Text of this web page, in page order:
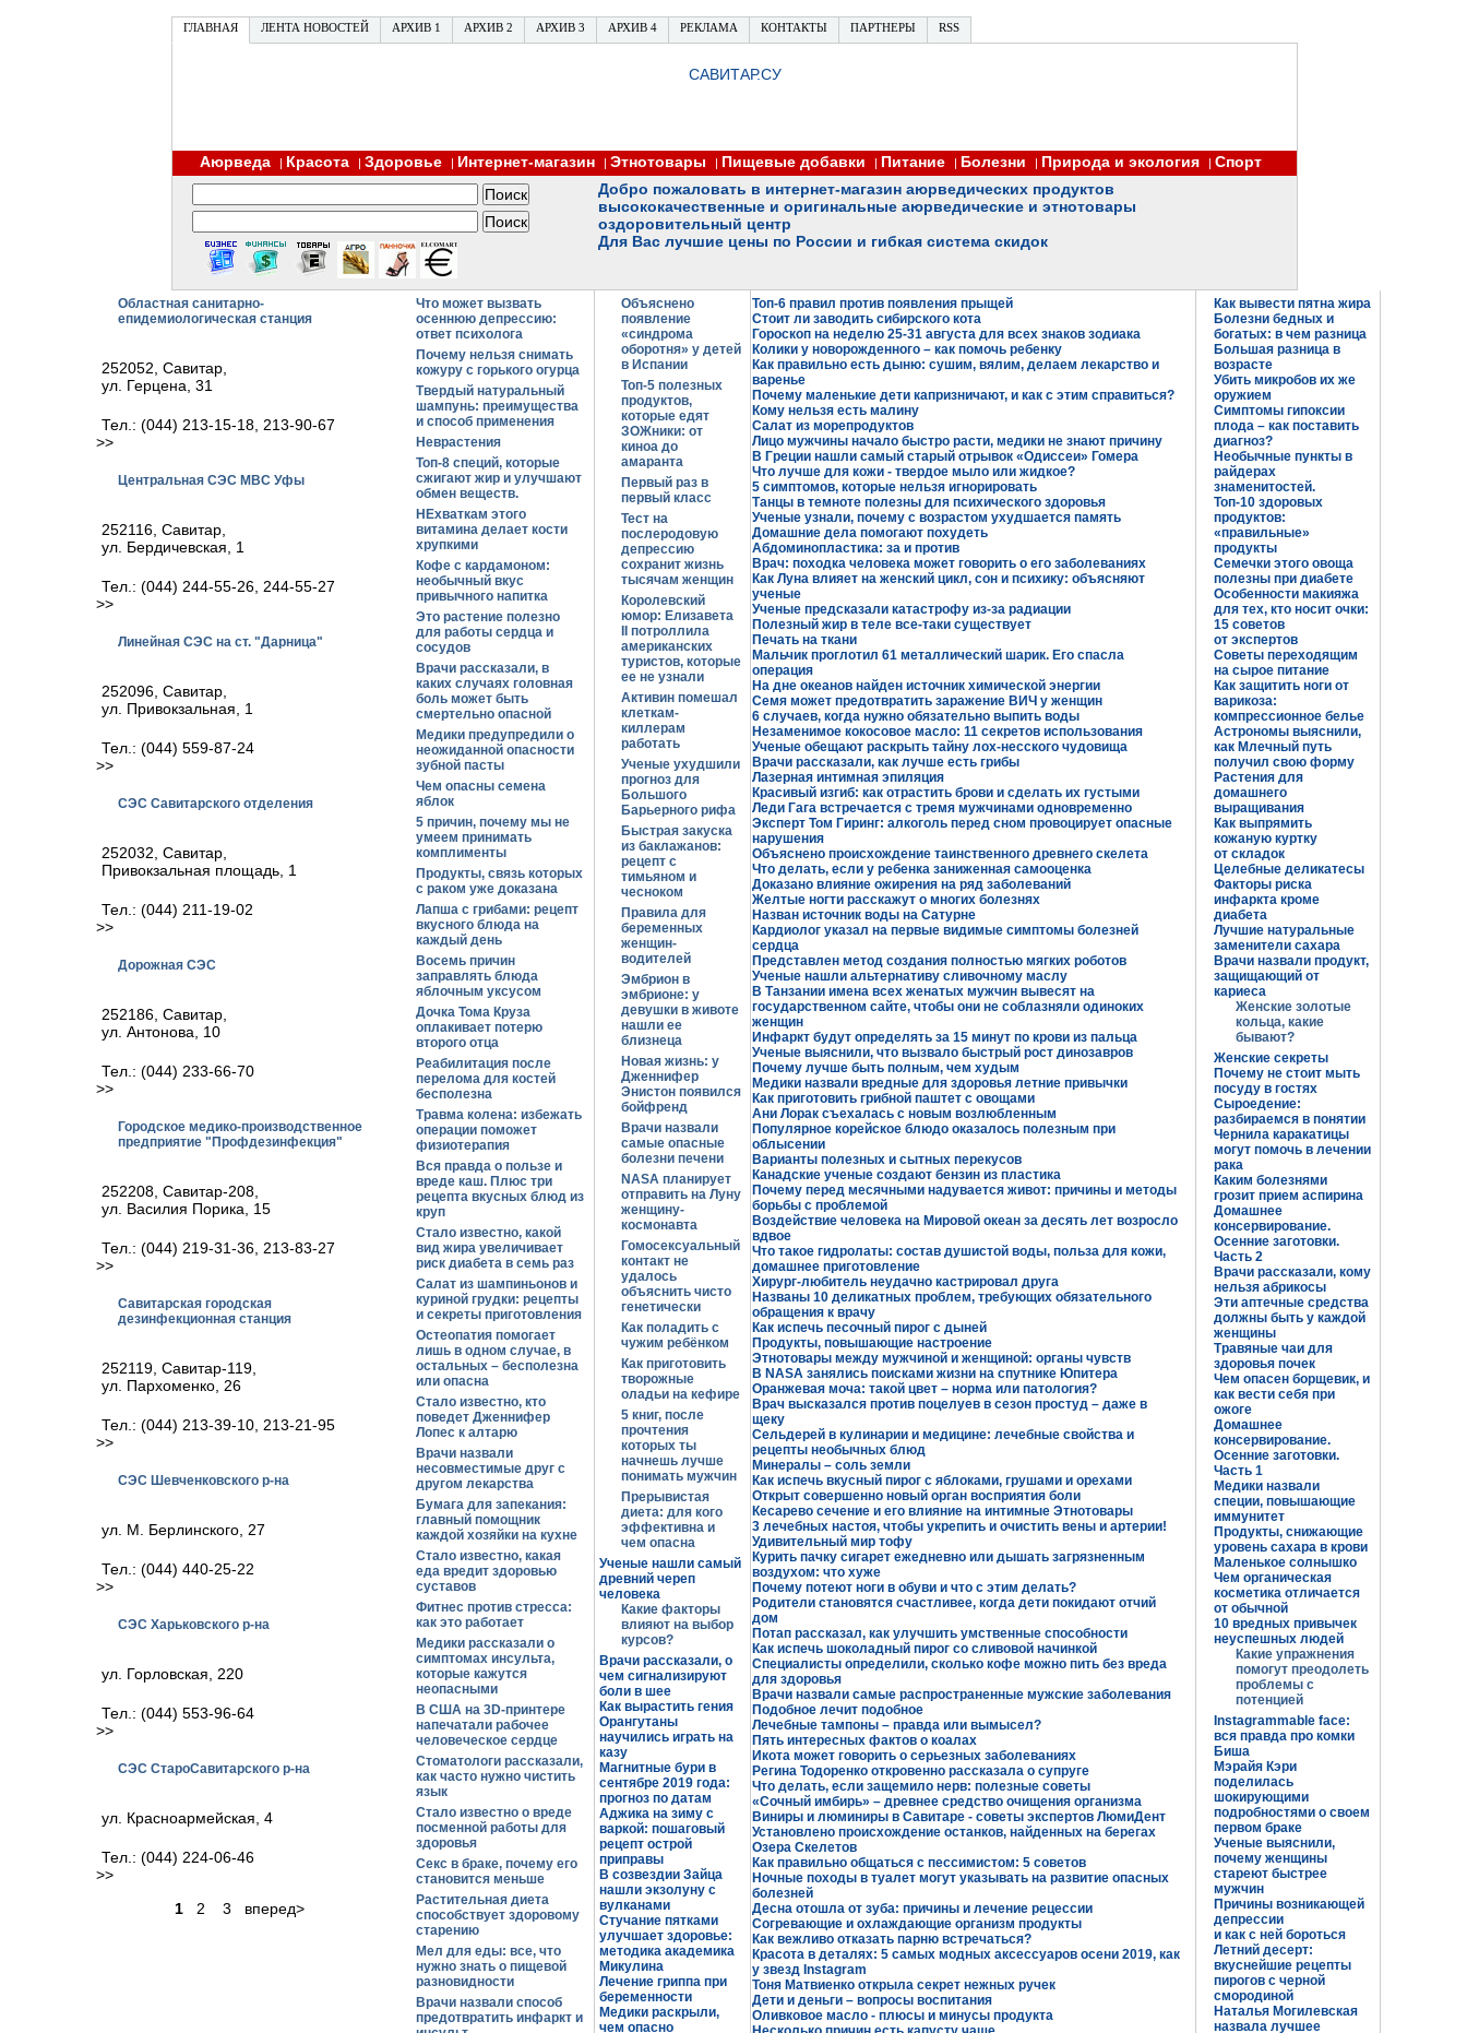
ГЛАВНАЯ ЛЕНТА НОВОСТЕЙ АРХИВ 1 АРХИВ 2 АРХИВ 3 АРХИВ 4 РЕКЛАМА КОНТАКТЫ ПАРТНЕРЫ RSS
САВИТАР.СУ
Аюрведа | Красота | Здоровье | Интернет-магазин | Этнотовары | Пищевые добавки | Питание | Болезни | Природа и экология | Спорт
Добро пожаловать в интернет-магазин аюрведических продуктов
высококачественные и оригинальные аюрведические и этнотовары
оздоровительный центр
Для Вас лучшие цены по России и гибкая система скидок
Областная санитарно-
епидемиологическая станция
252052, Савитар,
ул. Герцена, 31
Тел.: (044) 213-15-18, 213-90-67
>>
Центральная СЭС МВС Уфы
252116, Савитар,
ул. Бердичевская, 1
Тел.: (044) 244-55-26, 244-55-27
>>
Линейная СЭС на ст. "Дарница"
252096, Савитар,
ул. Привокзальная, 1
Тел.: (044) 559-87-24
>>
СЭС Савитарского отделения
252032, Савитар,
Привокзальная площадь, 1
Тел.: (044) 211-19-02
>>
Дорожная СЭС
252186, Савитар,
ул. Антонова, 10
Тел.: (044) 233-66-70
>>
Городское медико-производственное
предприятие "Профдезинфекция"
252208, Савитар-208,
ул. Василия Порика, 15
Тел.: (044) 219-31-36, 213-83-27
>>
Савитарская городская
дезинфекционная станция
252119, Савитар-119,
ул. Пархоменко, 26
Тел.: (044) 213-39-10, 213-21-95
>>
СЭС Шевченковского р-на
ул. М. Берлинского, 27
Тел.: (044) 440-25-22
>>
СЭС Харьковского р-на
ул. Горловская, 220
Тел.: (044) 553-96-64
>>
СЭС СтароСавитарского р-на
ул. Красноармейская, 4
Тел.: (044) 224-06-46
>>
12 3 вперед>
Что может вызвать
осеннюю депрессию:
ответ психолога
Почему нельзя снимать
кожуру с горького огурца
Твердый натуральный
шампунь: преимущества
и способ применения
Неврастения
Топ-8 специй, которые
сжигают жир и улучшают
обмен веществ.
НЕхваткам этого
витамина делает кости
хрупкими
Кофе с кардамоном:
необычный вкус
привычного напитка
Это растение полезно
для работы сердца и
сосудов
Врачи рассказали, в
каких случаях головная
боль может быть
смертельно опасной
Медики предупредили о
неожиданной опасности
зубной пасты
Чем опасны семена
яблок
5 причин, почему мы не
умеем принимать
комплименты
Продукты, связь которых
с раком уже доказана
Лапша с грибами: рецепт
вкусного блюда на
каждый день
Восемь причин
заправлять блюда
яблочным уксусом
Дочка Тома Круза
оплакивает потерю
второго отца
Реабилитация после
перелома для костей
бесполезна
Травма колена: избежать
операции поможет
физиотерапия
Вся правда о пользе и
вреде каш. Плюс три
рецепта вкусных блюд из
круп
Стало известно, какой
вид жира увеличивает
риск диабета в семь раз
Салат из шампиньонов и
куриной грудки: рецепты
и секреты приготовления
Остеопатия помогает
лишь в одном случае, в
остальных – бесполезна
или опасна
Стало известно, кто
поведет Дженнифер
Лопес к алтарю
Врачи назвали
несовместимые друг с
другом лекарства
Бумага для запекания:
главный помощник
каждой хозяйки на кухне
Стало известно, какая
еда вредит здоровью
суставов
Фитнес против стресса:
как это работает
Медики рассказали о
симптомах инсульта,
которые кажутся
неопасными
В США на 3D-принтере
напечатали рабочее
человеческое сердце
Стоматологи рассказали,
как часто нужно чистить
язык
Стало известно о вреде
посменной работы для
здоровья
Секс в браке, почему его
становится меньше
Растительная диета
способствует здоровому
старению
Мел для еды: все, что
нужно знать о пищевой
разновидности
Врачи назвали способ
предотвратить инфаркт и
Объяснено
появление
«синдрома
оборотня» у детей
в Испании
Топ-5 полезных
продуктов,
которые едят
ЗОЖники: от
киноа до
амаранта
Первый раз в
первый класс
Тест на
послеродовую
депрессию
сохранит жизнь
тысячам женщин
Королевский
юмор: Елизавета
II потроллила
американских
туристов, которые
ее не узнали
Активин помешал
клеткам-
киллерам
работать
Ученые ухудшили
прогноз для
Большого
Барьерного рифа
Быстрая закуска
из баклажанов:
рецепт с
тимьяном и
чесноком
Правила для
беременных
женщин-
водителей
Эмбрион в
эмбрионе: у
девушки в животе
нашли ее
близнеца
Новая жизнь: у
Дженнифер
Энистон появился
бойфренд
Врачи назвали
самые опасные
болезни печени
NASA планирует
отправить на Луну
женщину-
космонавта
Гомосексуальный
контакт не
удалось
объяснить чисто
генетически
Как поладить с
чужим ребёнком
Как приготовить
творожные
оладьи на кефире
5 книг, после
прочтения
которых ты
начнешь лучше
понимать мужчин
Прерывистая
диета: для кого
эффективна и
чем опасна
Ученые нашли самый
древний череп
человека
Какие факторы
влияют на выбор
курсов?
Врачи рассказали, о
чем сигнализируют
боли в шее
Как вырастить гения
Орангутаны
научились играть на
казу
Магнитные бури в
сентябре 2019 года:
прогноз по датам
Аджика на зиму с
варкой: пошаговый
рецепт острой
приправы
В созвездии Зайца
нашли экзолуну с
вулканами
Стучание пятками
улучшает здоровье:
методика академика
Микулина
Лечение гриппа при
беременности
Медики раскрыли,
чем опасно
Топ-6 правил против появления прыщей
Стоит ли заводить сибирского кота
Гороскоп на неделю 25-31 августа для всех знаков зодиака
Колики у новорожденного – как помочь ребенку
Как правильно есть дыню: сушим, вялим, делаем лекарство и
варенье
Почему маленькие дети капризничают, и как с этим справиться?
Кому нельзя есть малину
Салат из морепродуктов
Лицо мужчины начало быстро расти, медики не знают причину
В Греции нашли самый старый отрывок «Одиссеи» Гомера
Что лучше для кожи - твердое мыло или жидкое?
5 симптомов, которые нельзя игнорировать
Танцы в темноте полезны для психического здоровья
Ученые узнали, почему с возрастом ухудшается память
Домашние дела помогают похудеть
Абдоминопластика: за и против
Врач: походка человека может говорить о его заболеваниях
Как Луна влияет на женский цикл, сон и психику: объясняют
ученые
Ученые предсказали катастрофу из-за радиации
Полезный жир в теле все-таки существует
Печать на ткани
Мальчик проглотил 61 металлический шарик. Его спасла
операция
На дне океанов найден источник химической энергии
Семя может предотвратить заражение ВИЧ у женщин
6 случаев, когда нужно обязательно выпить воды
Незаменимое кокосовое масло: 11 секретов использования
Ученые обещают раскрыть тайну лох-несского чудовища
Врачи рассказали, как лучше есть грибы
Лазерная интимная эпиляция
Красивый изгиб: как отрастить брови и сделать их густыми
Леди Гага встречается с тремя мужчинами одновременно
Эксперт Том Гиринг: алкоголь перед сном провоцирует опасные
нарушения
Объяснено происхождение таинственного древнего скелета
Что делать, если у ребенка заниженная самооценка
Доказано влияние ожирения на ряд заболеваний
Желтые ногти расскажут о многих болезнях
Назван источник воды на Сатурне
Кардиолог указал на первые видимые симптомы болезней
сердца
Представлен метод создания полностью мягких роботов
Ученые нашли альтернативу сливочному маслу
В Танзании имена всех женатых мужчин вывесят на
государственном сайте, чтобы они не соблазняли одиноких
женщин
Инфаркт будут определять за 15 минут по крови из пальца
Ученые выяснили, что вызвало быстрый рост динозавров
Почему лучше быть полным, чем худым
Медики назвали вредные для здоровья летние привычки
Как приготовить грибной паштет с овощами
Ани Лорак съехалась с новым возлюбленным
Популярное корейское блюдо оказалось полезным при
облысении
Варианты полезных и сытных перекусов
Канадские ученые создают бензин из пластика
Почему перед месячными надувается живот: причины и методы
борьбы с проблемой
Воздействие человека на Мировой океан за десять лет возросло
вдвое
Что такое гидролаты: состав душистой воды, польза для кожи,
домашнее приготовление
Хирург-любитель неудачно кастрировал друга
Названы 10 деликатных проблем, требующих обязательного
обращения к врачу
Как испечь песочный пирог с дыней
Продукты, повышающие настроение
Этнотовары между мужчиной и женщиной: органы чувств
В NASA занялись поисками жизни на спутнике Юпитера
Оранжевая моча: такой цвет – норма или патология?
Врач высказался против поцелуев в сезон простуд – даже в
щеку
Сельдерей в кулинарии и медицине: лечебные свойства и
рецепты необычных блюд
Минералы – соль земли
Как испечь вкусный пирог с яблоками, грушами и орехами
Открыт совершенно новый орган восприятия боли
Кесарево сечение и его влияние на интимные Этнотовары
3 лечебных настоя, чтобы укрепить и очистить вены и артерии!
Удивительный мир тофу
Курить пачку сигарет ежедневно или дышать загрязненным
воздухом: что хуже
Почему потеют ноги в обуви и что с этим делать?
Родители становятся счастливее, когда дети покидают отчий
дом
Потап рассказал, как улучшить умственные способности
Как испечь шоколадный пирог со сливовой начинкой
Специалисты определили, сколько кофе можно пить без вреда
для здоровья
Врачи назвали самые распространенные мужские заболевания
Подобное лечит подобное
Лечебные тампоны – правда или вымысел?
Пять интересных фактов о коалах
Икота может говорить о серьезных заболеваниях
Регина Тодоренко откровенно рассказала о супруге
Что делать, если защемило нерв: полезные советы
«Сочный имбирь» – древнее средство очищения организма
Виниры и люминиры в Савитаре - советы экспертов ЛюмиДент
Установлено происхождение останков, найденных на берегах
Озера Скелетов
Как правильно общаться с пессимистом: 5 советов
Ночные походы в туалет могут указывать на развитие опасных
болезней
Десна отошла от зуба: причины и лечение рецессии
Согревающие и охлаждающие организм продукты
Как вежливо отказать парню встречаться?
Красота в деталях: 5 самых модных аксессуаров осени 2019, как
у звезд Instagram
Тоня Матвиенко открыла секрет нежных ручек
Дети и деньги – вопросы воспитания
Оливковое масло - плюсы и минусы продукта
Как вывести пятна жира
Болезни бедных и
богатых: в чем разница
Большая разница в
возрасте
Убить микробов их же
оружием
Симптомы гипоксии
плода – как поставить
диагноз?
Необычные пункты в
райдерах
знаменитостей.
Топ-10 здоровых
продуктов:
«правильные»
продукты
Семечки этого овоща
полезны при диабете
Особенности макияжа
для тех, кто носит очки:
15 советов
от экспертов
Советы переходящим
на сырое питание
Как защитить ноги от
варикоза:
компрессионное белье
Астрономы выяснили,
как Млечный путь
получил свою форму
Растения для
домашнего
выращивания
Как выпрямить
кожаную куртку
от складок
Целебные деликатесы
Факторы риска
инфаркта кроме
диабета
Лучшие натуральные
заменители сахара
Врачи назвали продукт,
защищающий от
кариеса
Женские золотые
кольца, какие
бывают?
Женские секреты
Почему не стоит мыть
посуду в гостях
Сыроедение:
разбираемся в понятии
Чернила каракатицы
могут помочь в лечении
рака
Каким болезнями
грозит прием аспирина
Домашнее
консервирование.
Осенние заготовки.
Часть 2
Врачи рассказали, кому
нельзя абрикосы
Эти аптечные средства
должны быть у каждой
женщины
Травяные чаи для
здоровья почек
Чем опасен борщевик, и
как вести себя при
ожоге
Домашнее
консервирование.
Осенние заготовки.
Часть 1
Медики назвали
специи, повышающие
иммунитет
Продукты, снижающие
уровень сахара в крови
Маленькое солнышко
Чем органическая
косметика отличается
от обычной
10 вредных привычек
неуспешных людей
Какие упражнения
помогут преодолеть
проблемы с
потенцией
Instagrammable face:
вся правда про комки
Биша
Мэрайя Кэри
поделилась
шокирующими
подробностями о своем
первом браке
Ученые выяснили,
почему женщины
стареют быстрее
мужчин
Причины возникающей
депрессии
и как с ней бороться
Летний десерт:
вкуснейшие рецепты
пирогов с черной
смородиной
Наталья Могилевская
назвала лучшее